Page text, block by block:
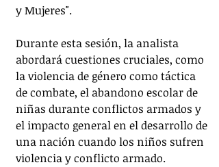
y Mujeres".
Durante esta sesión, la analista
abordará cuestiones cruciales, como
la violencia de género como táctica
de combate, el abandono escolar de
niñas durante conflictos armados y
el impacto general en el desarrollo de
una nación cuando los niños sufren
violencia y conflicto armado.